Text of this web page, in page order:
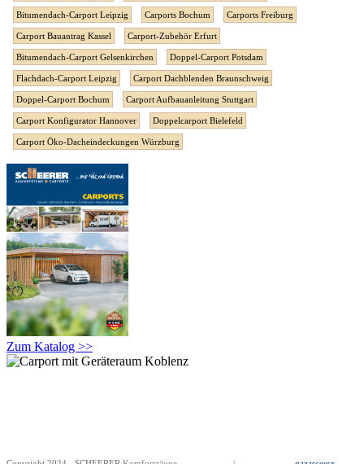
Bitumendach-Carport Leipzig Carports Bochum Carports Freiburg
Carport Bauantrag Kassel Carport-Zubehör Erfurt
Bitumendach-Carport Gelsenkirchen Doppel-Carport Potsdam
Flachdach-Carport Leipzig Carport Dachblenden Braunschweig
Doppel-Carport Bochum Carport Aufbauanleitung Stuttgart
Carport Konfigurator Hannover Doppelcarport Bielefeld
Carport Öko-Dacheindeckungen Würzburg
Zum Katalog >>